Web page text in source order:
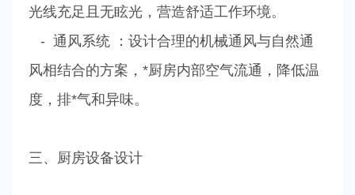
光线充足且无眩光，营造舒适工作环境。
- 通风系统 ：设计合理的机械通风与自然通
风相结合的方案，*厨房内部空气流通，降低温
度，排*气和异味。
三、厨房设备设计